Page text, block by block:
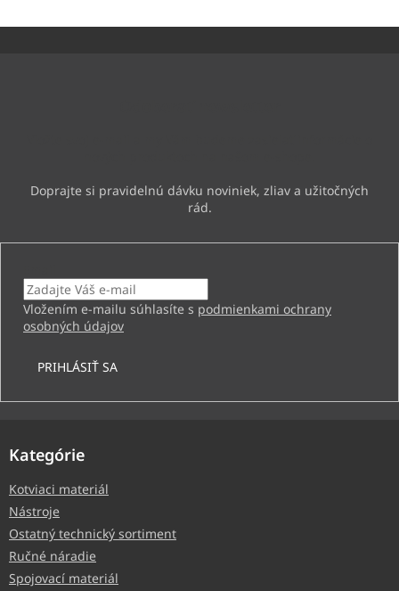
Vložením e-mailu súhlasíte s podmienkami ochrany
osobných údajov
PRIHLÁSIŤ SA
Kategórie
Kotviaci materiál
Nástroje
Ostatný technický sortiment
Ručné náradie
Spojovací materiál